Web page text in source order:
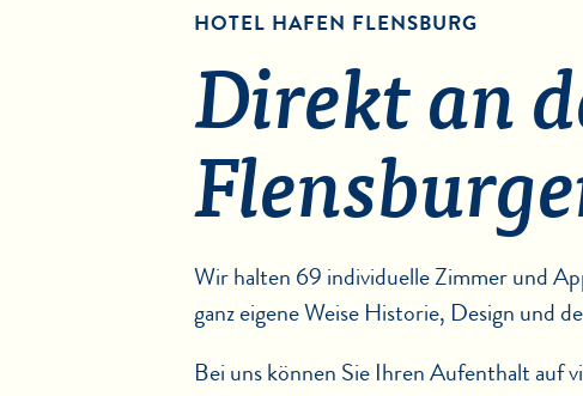
HOTEL HAFEN FLENSBURG
Direkt an
Wir halten 69 individuelle Zimmer und
ganz eigene Weise Historie, Design und
Bei uns können Sie Ihren Aufenthalt auf